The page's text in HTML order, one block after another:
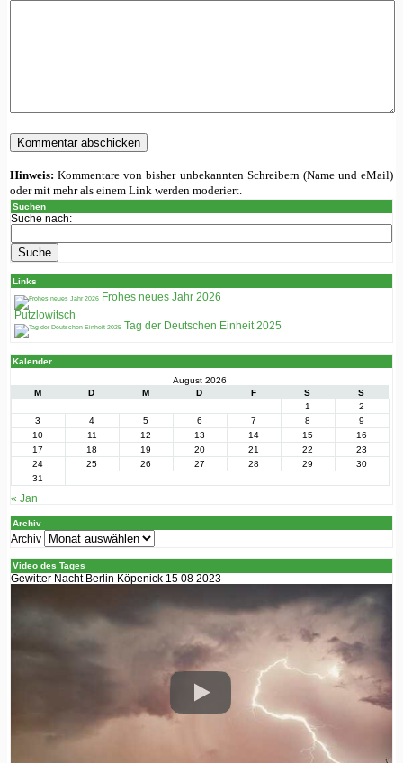
Hinweis: Kommentare von bisher unbekannten Schreibern (Name und eMail)
oder mit mehr als einem Link werden moderiert.
Suchen
Suche nach:
Links
Frohes neues Jahr 2026
Putzlowitsch
Tag der Deutschen Einheit 2025
Kalender
August 2026
M
D M D F S
S
1
2
3
4 5 6 7 8
9
10
11 12 13 14 15
16
17
18 19 20 21 22
23
24
25 26 27 28 29
30
31
« Jan
Archiv
Archiv
Video des Tages
Gewitter Nacht Berlin Köpenick 15 08 2023